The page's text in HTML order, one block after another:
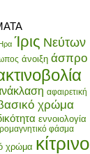
Ίρις Νεύτων
άνοιξη άσπρο
αφαιρετική
χρώμα
εννοιολογία
φάσμα
χρώμα κίτρινο